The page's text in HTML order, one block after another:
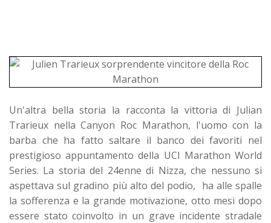
Un'altra bella storia la racconta la vittoria di Julian
Trarieux nella Canyon Roc Marathon, l'uomo con la
barba che ha fatto saltare il banco dei favoriti nel
prestigioso appuntamento della UCI Marathon World
Series. La storia del 24enne di Nizza, che nessuno si
aspettava sul gradino più alto del podio, ha alle spalle
la sofferenza e la grande motivazione, otto mesi dopo
essere stato coinvolto in un grave incidente stradale